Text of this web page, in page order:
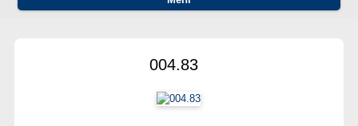
004.83